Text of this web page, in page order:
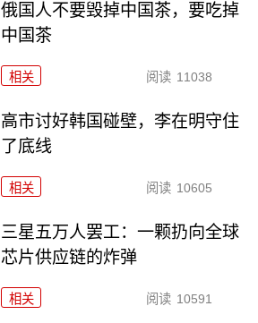
俄国人不要毁掉中国茶，要吃掉
中国茶
相关 阅读 11038
高市讨好韩国碰壁，李在明守住
了底线
相关 阅读 10605
三星五万人罢工：一颗扔向全球
芯片供应链的炸弹
相关 阅读 10591